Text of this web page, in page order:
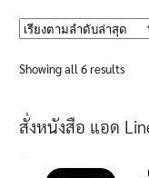
Showing all 6 results
สั่งหนังสือ แอด